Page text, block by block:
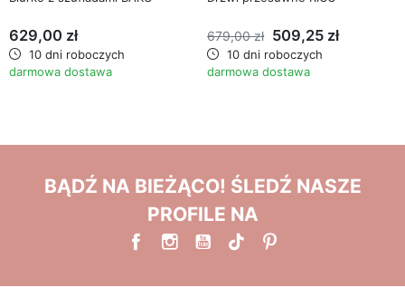
629,00 zł
10 dni roboczych
darmowa dostawa
679,00 zł 509,25 zł
10 dni roboczych
darmowa dostawa
BĄDŹ NA BIEŻĄCO! ŚLEDŹ NASZE
PROFILE NA